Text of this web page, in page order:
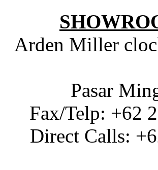
Arden Miller
Pasar
Fax/Telp: +62
Direct Calls: